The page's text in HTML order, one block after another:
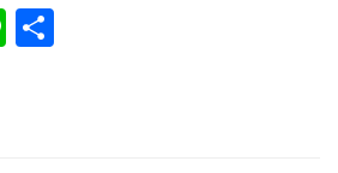
Li